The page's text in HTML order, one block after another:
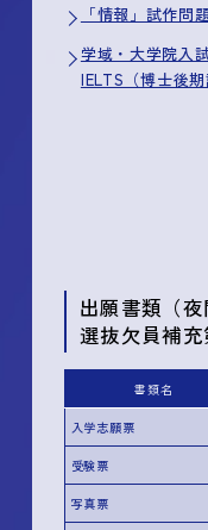
「情報」試作問
学域・大学院入
IELTS（博士後
出願書類（
選抜欠員補充
書類名
入学志願票
受験票
写真票